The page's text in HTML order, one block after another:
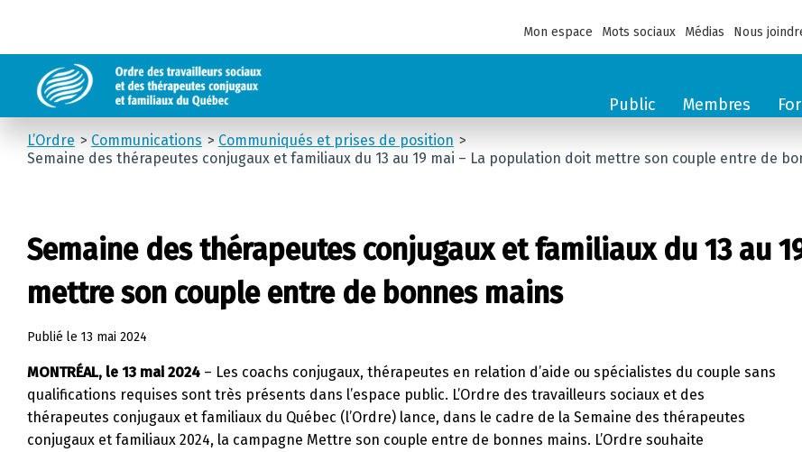
Mon espace Mots sociaux Médias Nous
Public Membres
L’Ordre Communications
Communiqués et prises de position
Semaine des thérapeutes conjugaux et familiaux du 13 au 19 mai – La population doit mettre son couple entre de
Semaine des thérapeutes conjugaux et familiaux du 13 au
mettre son couple entre de bonnes mains
Publié le 13 mai 2024
MONTRÉAL, le 13 mai 2024 – Les coachs conjugaux, thérapeutes en relation d’aide ou spécialistes du couple sans
qualifications requises sont très présents dans l’espace public. L’Ordre des travailleurs sociaux et des
thérapeutes conjugaux et familiaux du Québec (l’Ordre) lance, dans le cadre de la Semaine des thérapeutes
conjugaux et familiaux 2024, la campagne Mettre son couple entre de bonnes mains. L’Ordre souhaite